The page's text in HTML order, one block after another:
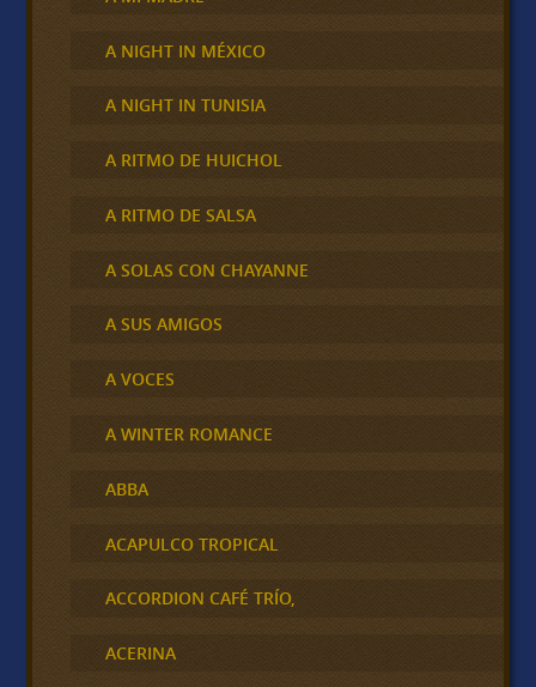
A NIGHT IN MÉXICO
A NIGHT IN TUNISIA
A RITMO DE HUICHOL
A RITMO DE SALSA
A SOLAS CON CHAYANNE
A SUS AMIGOS
A VOCES
A WINTER ROMANCE
ABBA
ACAPULCO TROPICAL
ACCORDION CAFÉ TRÍO,
ACERINA